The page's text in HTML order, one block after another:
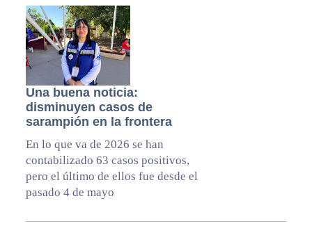
Una buena noticia:
disminuyen casos de
sarampión en la frontera
En lo que va de 2026 se han
contabilizado 63 casos positivos,
pero el último de ellos fue desde el
pasado 4 de mayo